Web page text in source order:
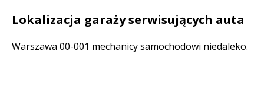
Lokalizacja garaży serwisujących auta
Warszawa 00-001 mechanicy samochodowi niedaleko.